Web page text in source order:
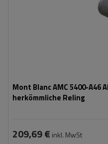
Mont Blanc AMC 5400-
herkömmliche Reling
209,69 € inkl. MwSt